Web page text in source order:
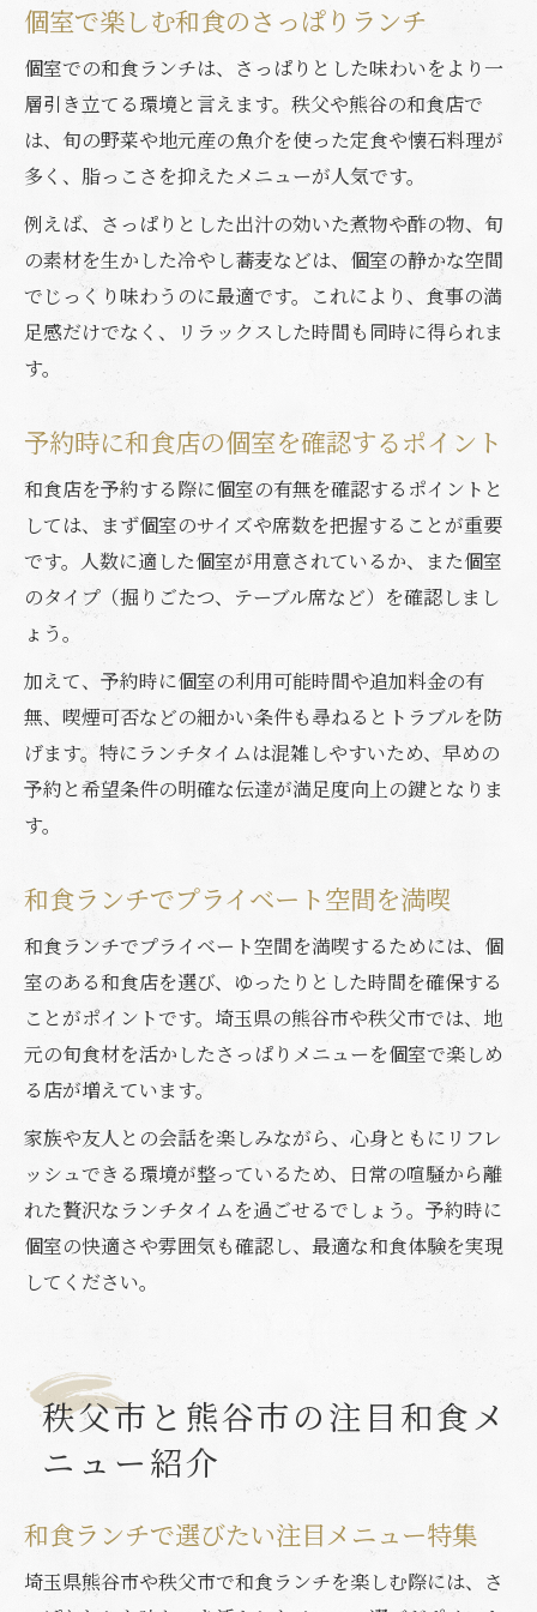
個室で楽しむ和食のさっぱりランチ
個室での和食ランチは、さっぱりとした味わいをより一
層引き立てる環境と言えます。秩父や熊谷の和食店で
は、旬の野菜や地元産の魚介を使った定食や懐石料理が
多く、脂っこさを抑えたメニューが人気です。
例えば、さっぱりとした出汁の効いた煮物や酢の物、旬
の素材を生かした冷やし蕎麦などは、個室の静かな空間
でじっくり味わうのに最適です。これにより、食事の満
足感だけでなく、リラックスした時間も同時に得られま
す。
予約時に和食店の個室を確認するポイント
和食店を予約する際に個室の有無を確認するポイントと
しては、まず個室のサイズや席数を把握することが重要
です。人数に適した個室が用意されているか、また個室
のタイプ（掘りごたつ、テーブル席など）を確認しまし
ょう。
加えて、予約時に個室の利用可能時間や追加料金の有
無、喫煙可否などの細かい条件も尋ねるとトラブルを防
げます。特にランチタイムは混雑しやすいため、早めの
予約と希望条件の明確な伝達が満足度向上の鍵となりま
す。
和食ランチでプライベート空間を満喫
和食ランチでプライベート空間を満喫するためには、個
室のある和食店を選び、ゆったりとした時間を確保する
ことがポイントです。埼玉県の熊谷市や秩父市では、地
元の旬食材を活かしたさっぱりメニューを個室で楽しめ
る店が増えています。
家族や友人との会話を楽しみながら、心身ともにリフレ
ッシュできる環境が整っているため、日常の喧騒から離
れた贅沢なランチタイムを過ごせるでしょう。予約時に
個室の快適さや雰囲気も確認し、最適な和食体験を実現
してください。
秩父市と熊谷市の注目和食メ
ニュー紹介
和食ランチで選びたい注目メニュー特集
埼玉県熊谷市や秩父市で和食ランチを楽しむ際には、さ